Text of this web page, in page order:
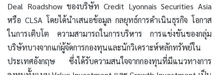
Deal Roadshow ของบริษัท Credit Lyonnais Securities Asia
หรือ CLSA โดยได้นำเสนอข้อมูล กลยุทธ์การดำเนินธุรกิจ โอกาส
ในการเติบโต ความสามารถในการบริหาร การแข่งขันของกลุ่ม
บริษัทบางจากแก่ผู้จัดการกองทุนและนักวิเคราะห์หลักทรัพย์ใน
ประเทศอังกฤษ ซึ่งได้รับความสนใจจากกองทุนที่มีแนวทางการ